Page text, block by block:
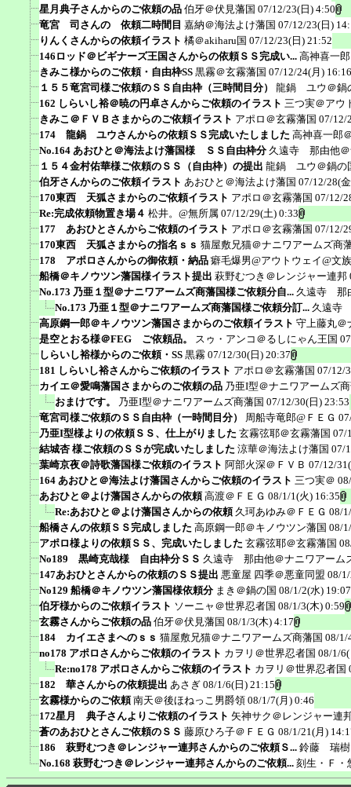
星月典子さんからのご依頼の品 伯牙＠伏見藩国 07/12/23(日) 4:50
竜宮 司さんの 依頼二時間目 嘉納＠海法よけ藩国 07/12/23(日)
りんくさんからの依頼イラスト 橘＠akiharu国 07/12/23(日) 21:52
146ロッド＠ビギナーズ王国さんからの依頼ＳＳ完成い... 高神喜一
きみこ様からのご依頼・自由枠SS 黒霧＠玄霧藩国 07/12/24(月) 16:16
１５５竜宮司様ご依頼のＳＳ自由枠（三時間目分）
龍鍋 ユウ＠鍋
162 しらいし裕＠暁の円卓さんからご依頼のイラスト 三つ実＠アウ
きみこ＠ＦＶＢさまからのご依頼イラスト アポロ＠玄霧藩国 07/12/
174 龍鍋 ユウさんからの依頼ＳＳ完成いたしました 高神喜一郎
No.164 あおひと＠海法よけ藩国様 ＳＳ自由枠分 久遠寺 那由他＠
１５４金村佑華様ご依頼のＳＳ（自由枠）の提出 龍鍋 ユウ＠鍋の
伯牙さんからのご依頼イラスト あおひと＠海法よけ藩国 07/12/28(
170東西 天狐さまからのご依頼イラスト アポロ＠玄霧藩国 07/12/
Re:完成依頼物置き場４ 松井。@無所属 07/12/29(土) 0:33
177 あおひとさんからご依頼のイラスト アポロ＠玄霧藩国 07/12/
170東西 天狐さまからの指名ｓｓ 猫屋敷兄猫＠ナニワアームズ商
178 アポロさんからの御依頼・納品 癖毛爆男@アウトウェイ@文族
船橋＠キノウツン藩国様イラスト提出 萩野むつき＠レンジャー連邦
No.173 乃亜１型＠ナニワアームズ商藩国様ご依頼分自... 久遠寺 那
No.173 乃亜１型＠ナニワアームズ商藩国様ご依頼分訂... 久遠寺
高原鋼一郎＠キノウツン藩国さまからのご依頼イラスト 守上藤丸＠
是空とおる様＠FEG ご依頼品。
スゥ・アンコ＠るしにゃん王国
しらいし裕様からのご依頼・SS 黒霧 07/12/30(日) 20:37
181 しらいし裕さんからご依頼のイラスト アポロ＠玄霧藩国 07/12/
カイエ＠愛鳴藩国さまからのご依頼の品 乃亜I型＠ナニワアームズ
おまけです。
乃亜I型＠ナニワアームズ商藩国 07/12/30(日) 23:53
竜宮司様ご依頼のＳＳ自由枠（一時間目分）
周船寺竜郎@ＦＥＧ
乃亜I型様よりの依頼ＳＳ、仕上がりました 玄霧弦耶＠玄霧藩国 07/
結城杏 様ご依頼のＳＳが完成いたしました 涼華＠海法よけ藩国 07/
葉崎京夜＠詩歌藩国様ご依頼のイラスト 阿部火深＠ＦＶＢ 07/12/
164 あおひと＠海法よけ藩国さんからご依頼のイラスト 三つ実＠
あおひと＠よけ藩国さんからの依頼 高渡＠ＦＥＧ 08/1/1(火) 16:35
Re:あおひと＠よけ藩国さんからの依頼 久珂あゆみ＠ＦＥＧ 08/
船橋さんの依頼ＳＳ完成しました 高原鋼一郎＠キノウツン藩国 08/
アポロ様よりの依頼ＳＳ、完成いたしました 玄霧弦耶＠玄霧藩国
No189 黒崎克哉様 自由枠分ＳＳ 久遠寺 那由他＠ナニワアーム
147あおひとさんからの依頼のＳＳ提出 悪童屋 四季＠悪童同盟 08/
No129 船橋＠キノウツン藩国様依頼分 まき＠鍋の国 08/1/2(水) 19:07
伯牙様からのご依頼イラスト ソーニャ＠世界忍者国 08/1/3(木) 0:59
玄霧さんからご依頼の品 伯牙＠伏見藩国 08/1/3(木) 4:17
184 カイエさまへのｓｓ 猫屋敷兄猫＠ナニワアームズ商藩国 08/1/
no178 アポロさんからご依頼のイラスト カヲリ＠世界忍者国 08/1/
Re:no178 アポロさんからご依頼のイラスト カヲリ＠世界忍者国
182 華さんからの依頼提出 あさぎ 08/1/6(日) 21:15
玄霧様からのご依頼 南天＠後ほねっこ男爵領 08/1/7(月) 0:46
172星月 典子さんよりご依頼のイラスト 矢神サク＠レンジャー連
蒼のあおひとさんご依頼のＳＳ 藤原ひろ子＠ＦＥＧ 08/1/21(月)
186 萩野むつき＠レンジャー連邦さんからのご依頼Ｓ... 鈴藤 瑞樹
No.168 萩野むつき＠レンジャー連邦さんからのご依頼... 刻生・Ｆ・